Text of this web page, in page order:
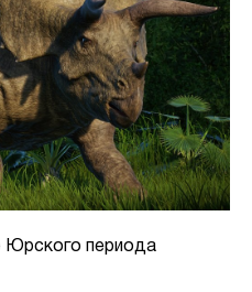
Юрского периода